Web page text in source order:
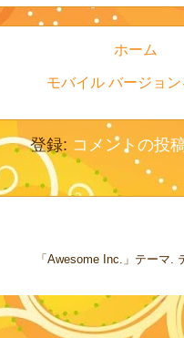
ホーム
モバイル バージョ
登録: コメントの投
「Awesome Inc.」テーマ.